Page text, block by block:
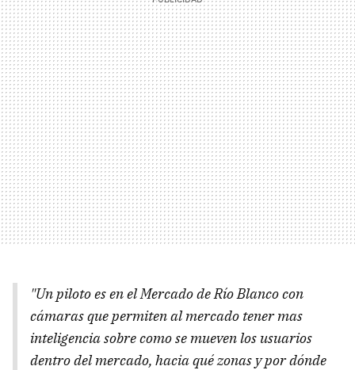
"Un piloto es en el Mercado de Río Blanco con
cámaras que permiten al mercado tener mas
inteligencia sobre como se mueven los usuarios
dentro del mercado, hacia qué zonas y por dónde